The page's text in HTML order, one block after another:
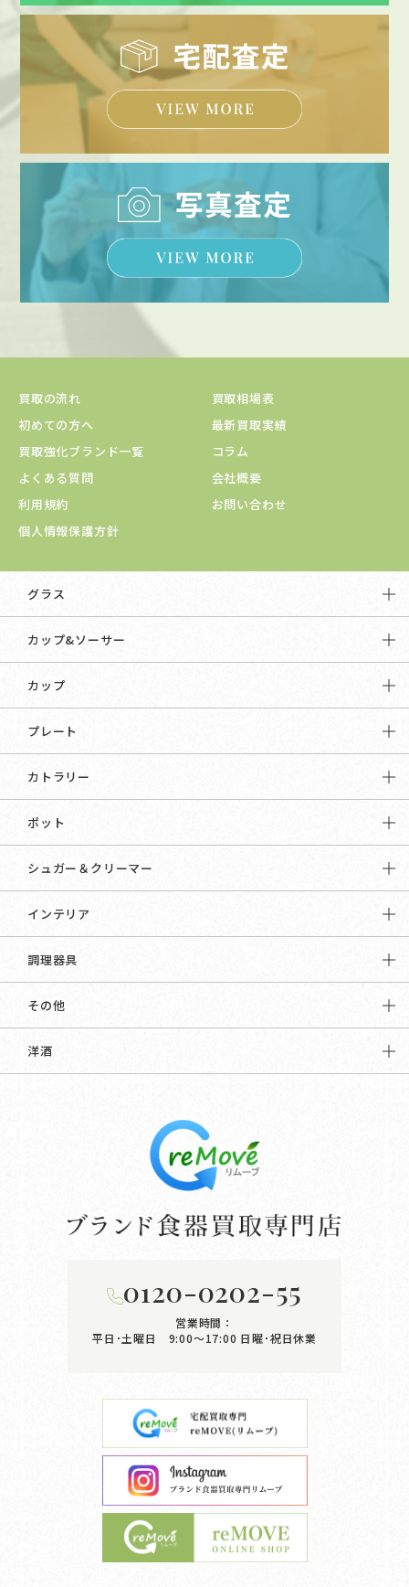
買取の流れ
買取相場表
初めての方へ
最新買取実績
買取強化ブランド一覧
コラム
よくある質問
会社概要
利用規約
お問い合わせ
個人情報保護方針
グラス
カップ&ソーサー
カップ
プレート
カトラリー
ポット
シュガー＆クリーマー
インテリア
調理器具
その他
洋酒
0120-0202-55
営業時間：
平日･土曜日 9:00〜17:00 日曜･祝日休業